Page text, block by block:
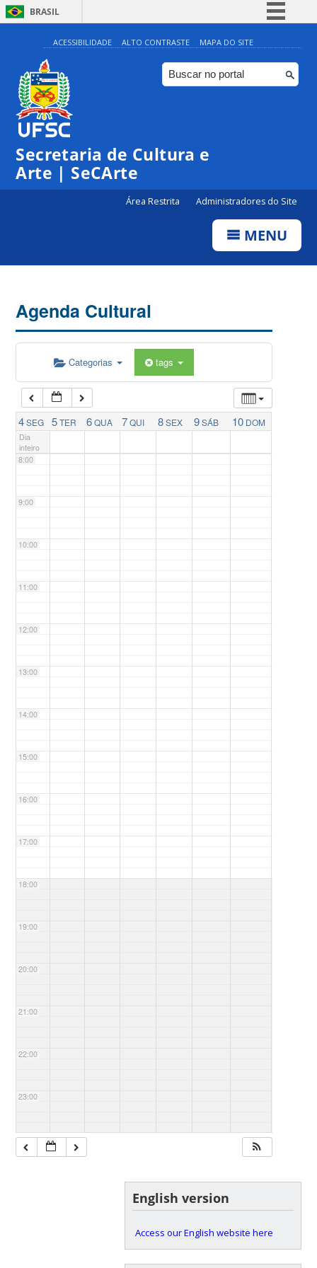
BRASIL
Simplifique!
Comunica BR
Participe
ACESSIBILIDADE ALTO CONTRASTE MAPA DO SITE
Secretaria de Cultura e
Arte | SeCArte
Área Restrita Administradores do Site
MENU
Agenda Cultural
Categorias tags
4SEG 5TER 6QUA 7QUI 8SEX 9SÁB 10 DOM
Dia
inteiro
0:00
1:00
5:00
7:00
8:00
9:00
10:00
11:00
12:00
13:00
14:00
15:00
16:00
17:00
18:00
19:00
20:00
21:00
22:00
23:00
English version
Access our English website here